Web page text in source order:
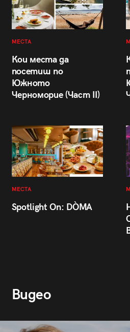
МЕСТА
Кои места да
посетиш по
Южното
Черноморие (Част II)
МЕСТА
Spotlight On: DÒMA
Видео